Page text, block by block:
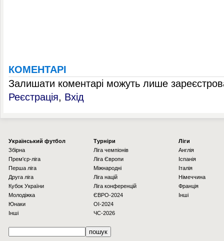
КОМЕНТАРІ
Залишати коментарі можуть лише
Реєстрація, Вхід
Українcький футбол
Збірна
Прем'єр-ліга
Перша ліга
Друга ліга
Кубок України
Молодіжка
Юнаки
Інші
Турніри
Ліга чемпіонів
Ліга Європи
Міжнародні
Ліга націй
Ліга конференцій
ЄВРО-2024
OI-2024
ЧС-2026
Ліги
Англія
Іспанія
Італія
Німеччина
Франція
Інші